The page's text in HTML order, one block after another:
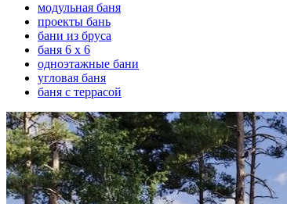
модульная баня
проекты бань
бани из бруса
баня 6 х 6
одноэтажные бани
угловая баня
баня с террасой